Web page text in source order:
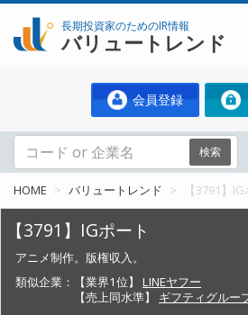
長期投資家のためのIR情報
バリュートレンド
会員登録
検索
HOME バリュートレンド 【3791】
【3791】IGポート
アニメ制作。版権収入。
類似企業：
【業界1位】
LINEヤフー
【売上同水準】
ギフティグルー